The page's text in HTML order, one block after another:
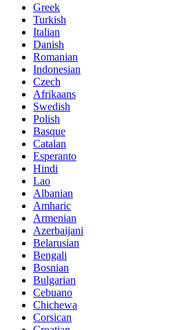
Greek
Turkish
Italian
Danish
Romanian
Indonesian
Czech
Afrikaans
Swedish
Polish
Basque
Catalan
Esperanto
Hindi
Lao
Albanian
Amharic
Armenian
Azerbaijani
Belarusian
Bengali
Bosnian
Bulgarian
Cebuano
Chichewa
Corsican